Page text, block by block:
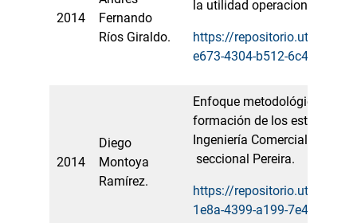
2014
Fernando
Ríos Giraldo.
la utilidad operacional de un
https://
e673-4304-b512-
2014
Diego
Montoya
Ramírez.
Enfoque metodológico para
formación de los
Ingeniería Comercial de la
seccional Pereira.
https://
1e8a-4399-a199-